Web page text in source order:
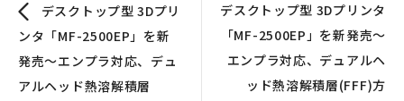
デスクトップ型 3Dプリ
ンタ「MF-2500EP」を新
発売～エンプラ対応、デュ
アルヘッド熱溶解積層
デスクトップ型 3Dプリンタ
「MF-2500EP」を新発売〜
エンプラ対応、デュアルヘ
ッド熱溶解積層(FFF)方